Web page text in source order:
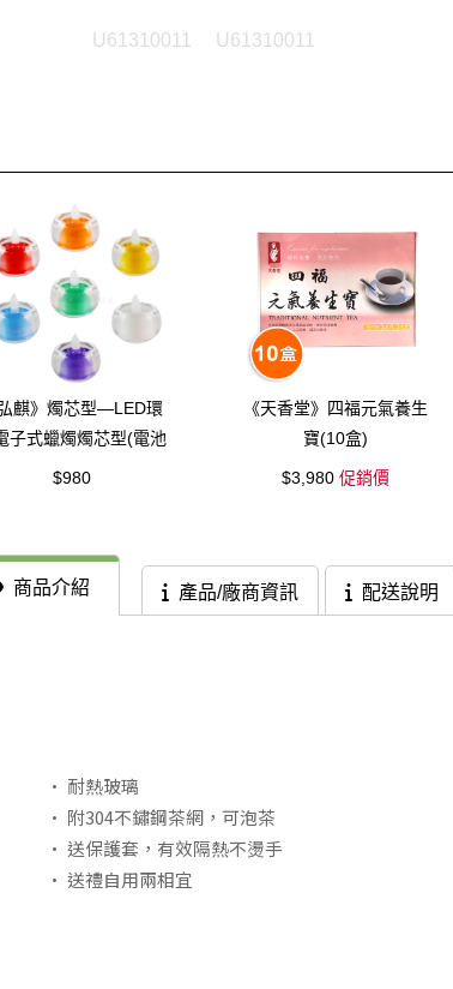
U61310011 U61310011
弘麒》燭芯型—LED環
子式蠟燭燭芯型(電池
)約亮4天-小型含杯(7
$980
《天香堂》四福元氣養生
寶(10盒)
$3,980促銷價
商品介紹 產品/廠商資訊 配送說明
• 耐熱玻璃
• 附304不鏽鋼茶網，可泡茶
• 送保護套，有效隔熱不燙手
• 送禮自用兩相宜